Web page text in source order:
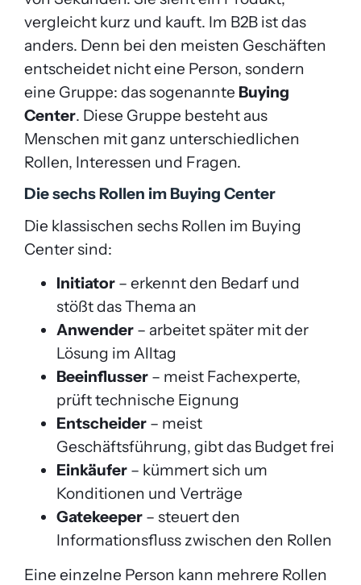
vergleicht kurz und kauft. Im B2B ist das
anders. Denn bei den meisten Geschäften
entscheidet nicht eine Person, sondern
eine Gruppe: das sogenannte Buying
Center. Diese Gruppe besteht aus
Menschen mit ganz unterschiedlichen
Rollen, Interessen und Fragen.
Die sechs Rollen im Buying Center
Die klassischen sechs Rollen im Buying
Center sind:
Initiator – erkennt den Bedarf und
stößt das Thema an
Anwender – arbeitet später mit der
Lösung im Alltag
Beeinflusser – meist Fachexperte,
prüft technische Eignung
Entscheider – meist
Geschäftsführung, gibt das Budget frei
Einkäufer – kümmert sich um
Konditionen und Verträge
Gatekeeper – steuert den
Informationsfluss zwischen den Rollen
Eine einzelne Person kann mehrere Rollen